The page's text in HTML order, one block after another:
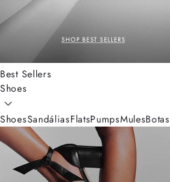
Best Sellers
Shoes
ShoesSandáliasFlatsPumpsMulesBotas